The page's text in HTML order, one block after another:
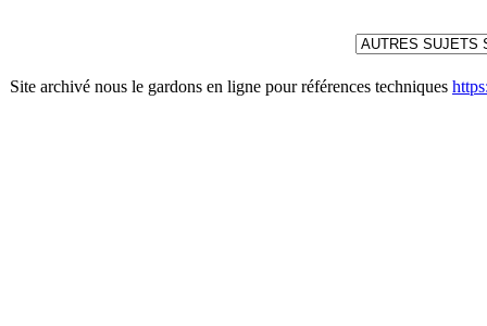
Site archivé nous le gardons en ligne pour références techniques